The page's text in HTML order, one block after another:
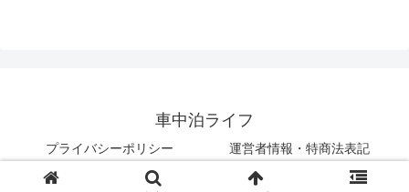
車中泊ライフ
プライバシーポリシー 運営者情報・特商法表記
© 2018 車中泊ライフ.